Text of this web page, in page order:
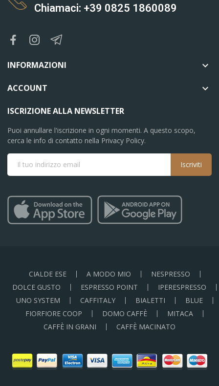
Chiamaci: +39 0825 1860089
INFORMAZIONI 
ACCOUNT 
ISCRIZIONE ALLA NEWSLETTER
Puoi annullare l'iscrizione in ogni momenti. A questo scopo,
cerca le info di contatto nella Privacy Policy.
Iscriviti
CIALDE ESE A MODO MIO
NESPRESSO
DOLCE GUSTO
ESPRESSO POINT
IPERESPRESSO
UNO SYSTEM
CAFFITALY BIALETTI
BLUE
FIORFIORE COOP
DOMO CAFFÈ
MITACA
CAFFÈ IN GRANI
CAFFÈ MACINATO